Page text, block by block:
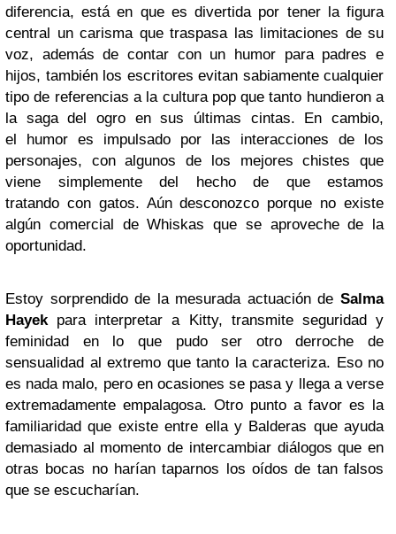
diferencia, está en que es divertida por tener la figura
central un carisma que traspasa las limitaciones de su
voz, además de contar con un humor para padres e
hijos, también los escritores evitan sabiamente cualquier
tipo de referencias a la cultura pop que tanto hundieron a
la saga del ogro en sus últimas cintas. En cambio,
el humor es impulsado por las interacciones de los
personajes, con algunos de los mejores chistes que
viene simplemente del hecho de que estamos
tratando con gatos. Aún desconozco porque no existe
algún comercial de Whiskas que se aproveche de la
oportunidad.
Estoy sorprendido de la mesurada actuación de Salma
Hayekpara interpretar a Kitty, transmite seguridad y
feminidad en lo que pudo ser otro derroche de
sensualidad al extremo que tanto la caracteriza. Eso no
es nada malo, pero en ocasiones se pasa y llega a verse
extremadamente empalagosa. Otro punto a favor es la
familiaridad que existe entre ella y Balderas que ayuda
demasiado al momento de intercambiar diálogos que en
otras bocas no harían taparnos los oídos de tan falsos
que se escucharían.